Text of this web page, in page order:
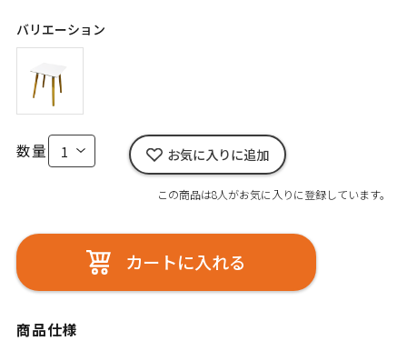
バリエーション
数量 お気に入りに追加
この商品は8人がお気に入りに登録しています。
カートに入れる
商品仕様